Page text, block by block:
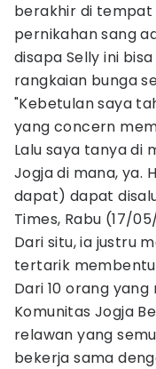
berakhir di tempat
pernikahan sang
disapa Selly ini
rangkaian bunga
"Kebetulan saya
yang concern
Lalu saya tanya di
Jogja di mana, ya.
dapat) dapat
Times, Rabu (17/
Dari situ, ia justru
tertarik
Dari 10 orang
Komunitas Jogja
relawan yang
bekerja sama